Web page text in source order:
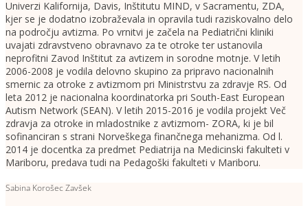
Univerzi Kalifornija, Davis, Inštitutu MIND, v Sacramentu, ZDA,
kjer se je dodatno izobraževala in opravila tudi raziskovalno delo
na področju avtizma. Po vrnitvi je začela na Pediatrični kliniki
uvajati zdravstveno obravnavo za te otroke ter ustanovila
neprofitni Zavod Inštitut za avtizem in sorodne motnje. V letih
2006-2008 je vodila delovno skupino za pripravo nacionalnih
smernic za otroke z avtizmom pri Ministrstvu za zdravje RS. Od
leta 2012 je nacionalna koordinatorka pri South-East European
Autism Network (SEAN). V letih 2015-2016 je vodila projekt Več
zdravja za otroke in mladostnike z avtizmom- ZORA, ki je bil
sofinanciran s strani Norveškega finančnega mehanizma. Od l.
2014 je docentka za predmet Pediatrija na Medicinski fakulteti v
Mariboru, predava tudi na Pedagoški fakulteti v Mariboru.
Sabina Korošec Zavšek